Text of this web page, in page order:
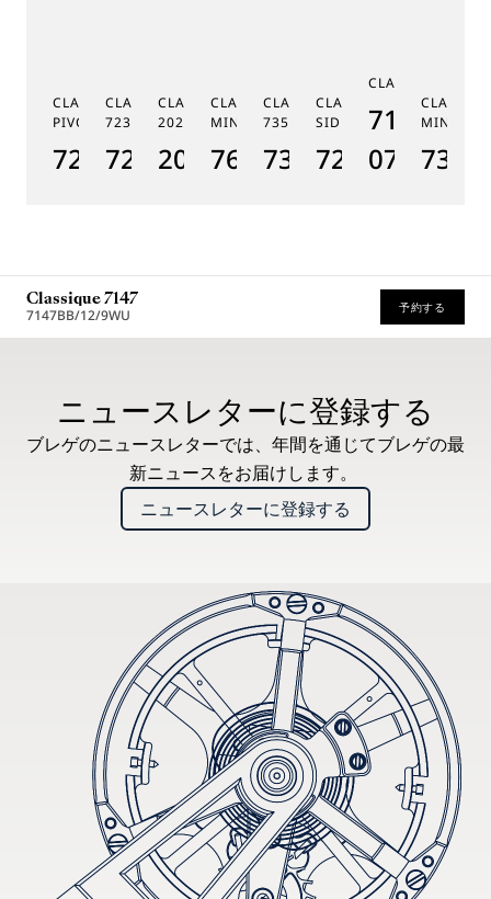
CLASSIQUE RÉGULATEUR À
PIVOT MAGNÉTIQUE 7225
7225BH/0H/9V6
CLASSIQUE PHASE DE LUNE
7235
7235BH/0H/9V6
CLASSIQUE SOUSCRIPTION
2025
2025BH/28/9W6
CLASSIQUE RÉPÉTITION
MINUTES 7637
7637BB/2Y/9ZU
CLASSIQUE TOURBILLON
7357
7357BH/1H/386
CLASSIQUE
SIDÉRAL 7255
7255PT/2N/
CLASSIQUE 7185
7185BH/
07
Classique 7147
7147BB/12/9WU 予約する
ニュースレターに登録する
ブレゲのニュースレターでは、年間を通じてブレゲの最
新ニュースをお届けします。
ニュースレターに登録する